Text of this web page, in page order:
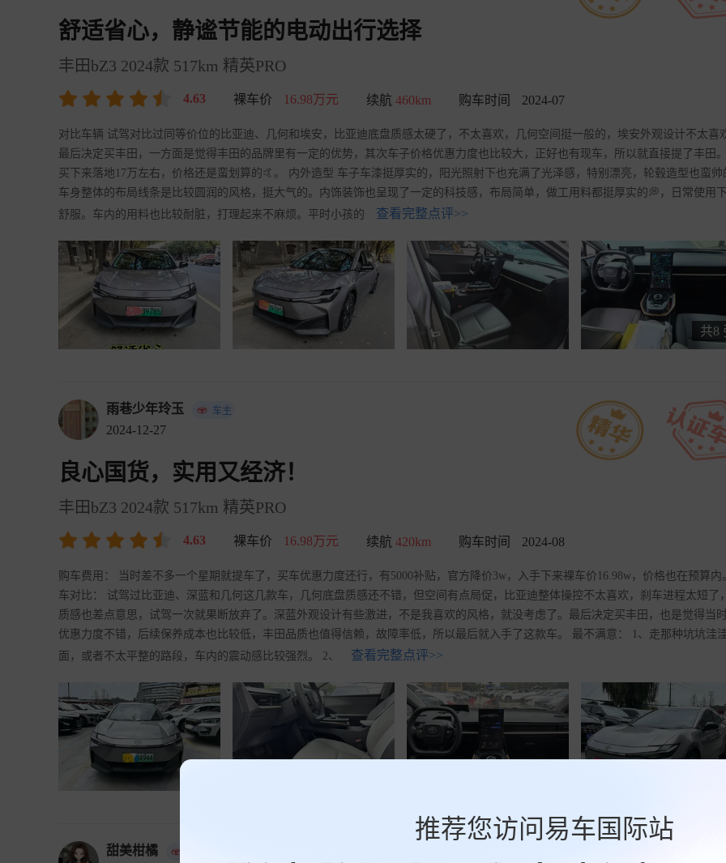
推荐您访问易车国际站
舒适省心，静谧节能的电动出行选择
丰田bZ3 2024款 517km 精英PRO
4.63 裸车价 16.98万元 续航 460km 购车时间 2024-07
对比车辆 试驾对比过同等价位的比亚迪、几何和埃安，比亚迪底盘质感太硬了，不太喜欢，几何空间挺一般的，埃安外观设计不太喜欢
最后决定买丰田，一方面是觉得丰田的品牌里有一定的优势，其次车子价格优惠力度也比较大，正好也有现车，所以就直接提了丰田
买下来落地17万左右，价格还是蛮划算的🤙。 内外造型 车子车漆挺厚实的，阳光照射下也充满了光泽感，特别漂亮，轮毂造型也蛮帅
车身整体的布局线条是比较圆润的风格，挺大气的。内饰装饰也呈现了一定的科技感，布局简单，做工用料都挺厚实的💭，日常使用
舒服。车内的用料也比较耐脏，打理起来不麻烦。平时小孩的
查看完整点评>>
共8
雨巷少年玲玉 车主
2024-12-27
良心国货，实用又经济！
丰田bZ3 2024款 517km 精英PRO
4.63 裸车价 16.98万元 续航 420km 购车时间 2024-08
购车费用： 当时差不多一个星期就提车了，买车优惠力度还行，有5000补贴，官方降价3w，入手下来裸车价16.98w，价格也在预算内
车对比： 试驾过比亚迪、深蓝和几何这几款车，几何底盘质感还不错，但空间有点局促，比亚迪整体操控不太喜欢，刹车进程太短了
质感也差点意思，试驾一次就果断放弃了。深蓝外观设计有些激进，不是我喜欢的风格，就没考虑了。最后决定买丰田，也是觉得当
优惠力度不错，后续保养成本也比较低，丰田品质也值得信赖，故障率低，所以最后就入手了这款车。 最不满意： 1、走那种坑坑洼
面，或者不太平整的路段，车内的震动感比较强烈。 2、
查看完整点评>>
甜美柑橘